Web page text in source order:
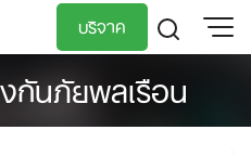
บริจาค
TH
กันภัยพลเรือน